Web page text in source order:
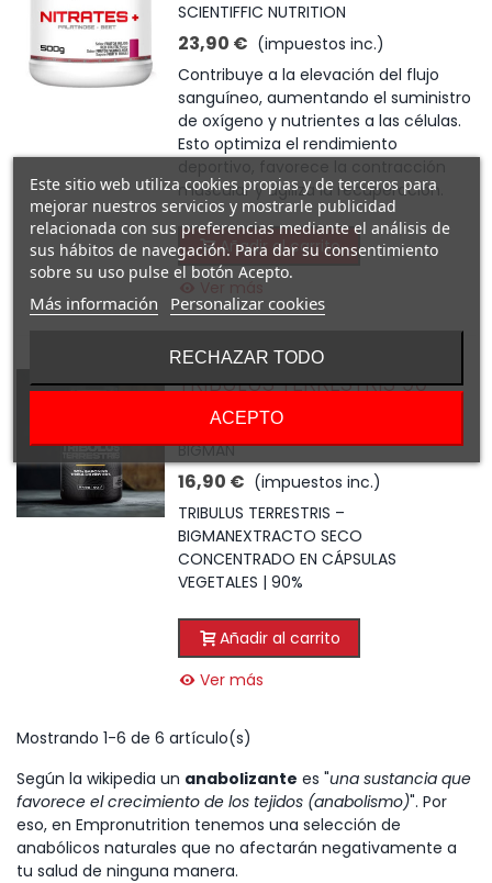
SCIENTIFFIC NUTRITION
23,90 € (impuestos inc.)
Contribuye a la elevación del flujo
sanguíneo, aumentando el suministro
de oxígeno y nutrientes a las células.
Esto optimiza el rendimiento
muscular y agiliza la recuperación.
Añadir al carrito
TRIBULUS TERRESTRIS 90
cap. BIG
BIGMAN
16,90 € (impuestos inc.)
TRIBULUS TERRESTRIS –
BIGMANEXTRACTO SECO
CONCENTRADO EN CÁPSULAS
VEGETALES | 90%
Añadir al carrito
Ver más
Mostrando 1-6 de 6 artículo(s)
Según la wikipedia un anabolizante es "una sustancia que
favorece el crecimiento de los tejidos (anabolismo)". Por
eso, en Empronutrition tenemos una selección de
anabólicos naturales que no afectarán negativamente a
tu salud de ninguna manera.
Este sitio web utiliza cookies propias y de terceros para
mejorar nuestros servicios y mostrarle publicidad
relacionada con sus preferencias mediante el análisis de
sus hábitos de navegación. Para dar su consentimiento
sobre su uso pulse el botón Acepto.
Más información Personalizar cookies
RECHAZAR TODO
ACEPTO